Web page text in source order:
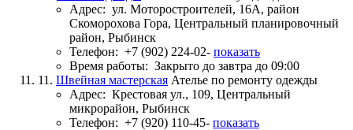
Адрес: ул. Моторостроителей, 16А, район
Скоморохова Гора, Центральный планировочный
район, Рыбинск
Телефон: +7 (902) 224-02- показать
Время работы: Закрыто до завтра до 09:00
11. Швейная мастерская Ателье по ремонту одежды
Адрес: Крестовая ул., 109, Центральный
микрорайон, Рыбинск
Телефон: +7 (920) 110-45- показать